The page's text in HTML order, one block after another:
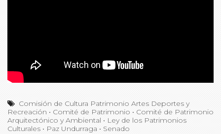
Comisión de Cultura Patrimonio Artes Deportes y
Recreación • Comité de Patrimonio • Comité de Patrimonio
Arquitectónico y Ambiental • Ley de los Patrimonios
Culturales • Paz Undurraga • Senado